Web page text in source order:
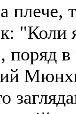
плече,
"Коли
поряд